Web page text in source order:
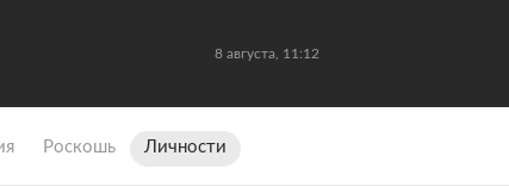
8 августа, 11:12
Роскошь Личности